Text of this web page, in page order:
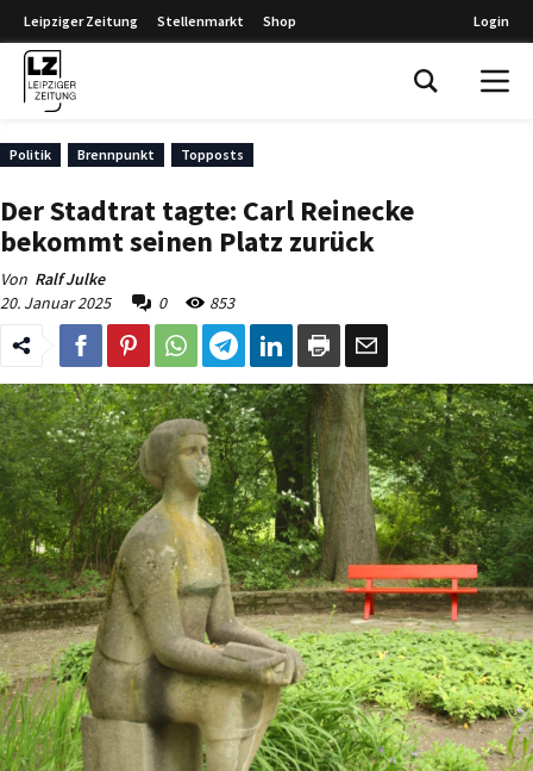
Leipziger Zeitung Stellenmarkt Shop Login
Politik Brennpunkt Topposts
Der Stadtrat tagte: Carl Reinecke
bekommt seinen Platz zurück
Von Ralf Julke
20. Januar 2025
0 853